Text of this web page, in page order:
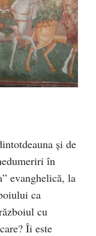
şi de
în
evanghelică, la
ca
cu
Îi este